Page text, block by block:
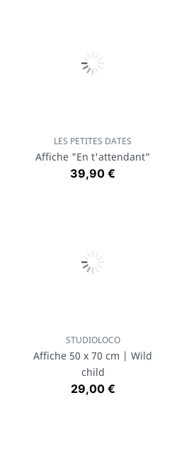
LES PETITES DATES
Affiche "En t'attendant"
Prix
39,90 €
STUDIOLOCO
Affiche 50 x 70 cm | Wild
child
Prix
29,00 €